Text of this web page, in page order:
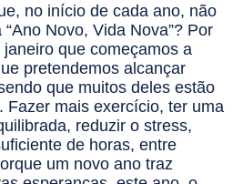
no início de cada ano, não
Novo, Vida Nova”? Por
que começamos a
pretendemos alcançar
que muitos deles estão
Fazer mais exercício, ter uma
reduzir o stress,
de horas, entre
um novo ano traz